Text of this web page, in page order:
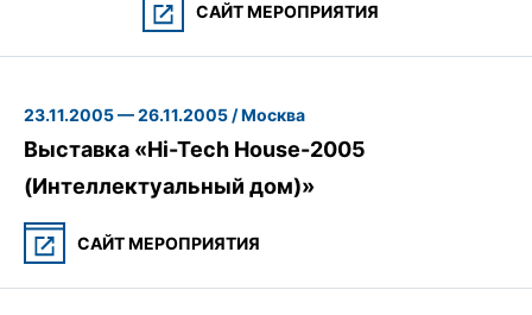
САЙТ МЕРОПРИЯТИЯ
23.11.2005 — 26.11.2005 / Москва
Выставка «Hi-Tech House-2005
(Интеллектуальный дом)»
САЙТ МЕРОПРИЯТИЯ